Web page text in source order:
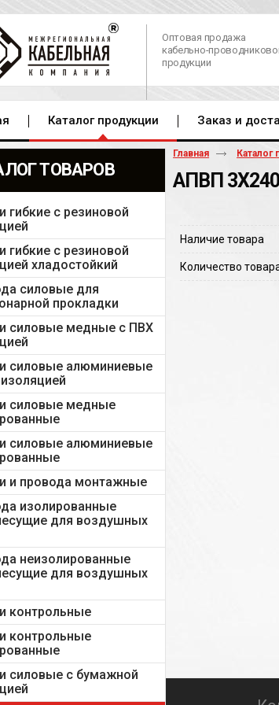
Оптовая продажа
кабельно-
продукции
Каталог продукции Заказ и
ТОВАРОВ
гибкие с резиновой
гибкие с резиновой
хладостойкий
силовые для
прокладки
силовые медные с ПВХ
силовые алюминиевые
силовые медные
силовые алюминиевые
и провода монтажные
изолированные
для воздушных
неизолированные
для воздушных
контрольные
контрольные
силовые с бумажной
Главная Каталог
АПВП
Наличие товара
Количество